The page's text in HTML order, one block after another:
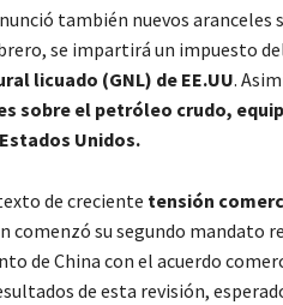
también nuevos aranceles
se impartirá un impuesto
licuado (GNL) de EE.UU.
sobre el petróleo crudo,
Unidos.
de creciente tensión
comenzó su segundo mandato
de China con el acuerdo
de esta revisión,